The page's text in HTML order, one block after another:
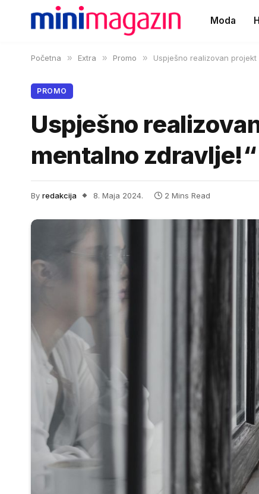
Moda
Početna » Extra » Promo » Uspješno realizovan projekt
PROMO
Uspješno
mentalno zdravlje!“
By redakcija 8. Maja 2024. 2 Mins Read